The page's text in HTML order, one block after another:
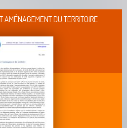
AMÉNAGEMENT DU TERRITOIRE